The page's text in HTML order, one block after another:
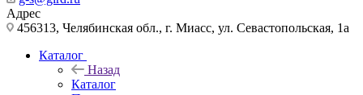
Адрес
456313, Челябинская обл., г. Миасс, ул. Севастопольская, 1а
Каталог
Назад
Каталог